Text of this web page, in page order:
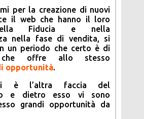
per la creazione di nuovi
il web che hanno il loro
Fiducia e nella
nella fase di vendita, si
un periodo che certo è di
offre allo stesso
opportunità.
è l’altra faccia del
e dietro esso vi sono
grandi opportunità da